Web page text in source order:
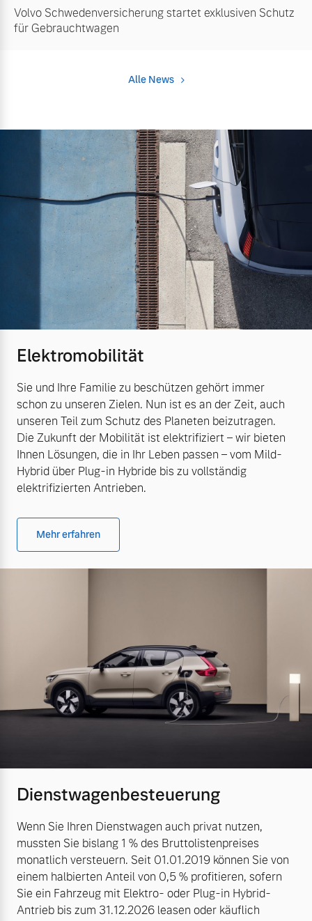
Volvo Schwedenversicherung startet exklusiven Schutz
für Gebrauchtwagen
Alle News
Elektromobilität
Sie und Ihre Familie zu beschützen gehört immer
schon zu unseren Zielen. Nun ist es an der Zeit, auch
unseren Teil zum Schutz des Planeten beizutragen.
Die Zukunft der Mobilität ist elektrifiziert – wir bieten
Ihnen Lösungen, die in Ihr Leben passen – vom Mild-
Hybrid über Plug-in Hybride bis zu vollständig
elektrifizierten Antrieben.
Mehr erfahren
Dienstwagenbesteuerung
Wenn Sie Ihren Dienstwagen auch privat nutzen,
mussten Sie bislang 1 % des Bruttolistenpreises
monatlich versteuern. Seit 01.01.2019 können Sie von
einem halbierten Anteil von 0,5 % profitieren, sofern
Sie ein Fahrzeug mit Elektro- oder Plug-in Hybrid-
Antrieb bis zum 31.12.2026 leasen oder käuflich